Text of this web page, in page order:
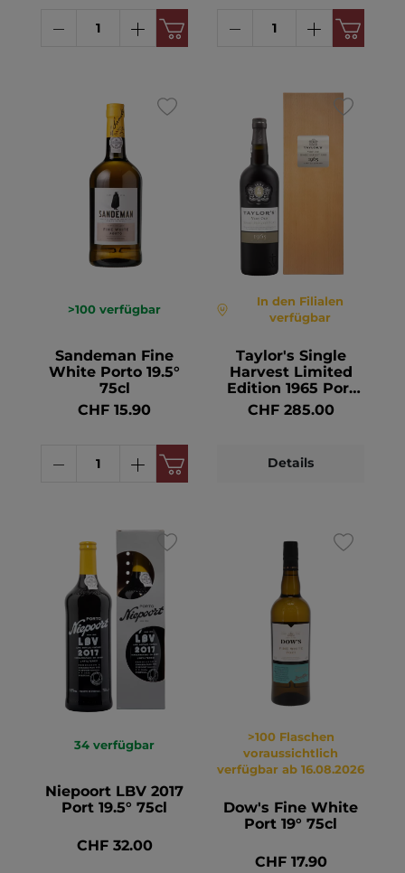
>100 verfügbar
Sandeman Fine
White Porto 19.5°
75cl
CHF 15.90
In den Filialen
verfügbar
Taylor's Single
Harvest Limited
Edition 1965 Port
21° 75cl
CHF 285.00
Details
34 verfügbar
Niepoort LBV 2017
Port 19.5° 75cl
CHF 32.00
>100 Flaschen
voraussichtlich
verfügbar ab 16.08.2026
Dow's Fine White
Port 19° 75cl
CHF 17.90